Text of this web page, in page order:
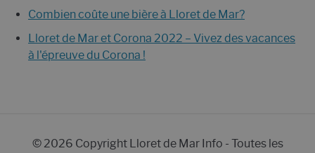
Combien coûte une bière à Lloret de Mar?
Lloret de Mar et Corona 2022 – Vivez des vacances
à l'épreuve du Corona !
© 2026 Copyright Lloret de Mar Info - Toutes les